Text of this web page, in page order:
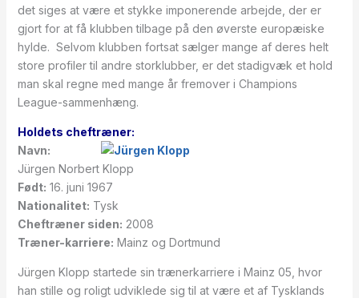
det siges at være et stykke imponerende arbejde, der er
gjort for at få klubben tilbage på den øverste europæiske
hylde. Selvom klubben fortsat sælger mange af deres helt
store profiler til andre storklubber, er det stadigvæk et hold
man skal regne med mange år fremover i Champions
League-sammenhæng.
Holdets cheftræner:
Navn:
Jürgen Norbert Klopp
Født: 16. juni 1967
Nationalitet: Tysk
Cheftræner siden: 2008
Træner-karriere: Mainz og Dortmund
Jürgen Klopp startede sin trænerkarriere i Mainz 05, hvor
han stille og roligt udviklede sig til at være et af Tysklands